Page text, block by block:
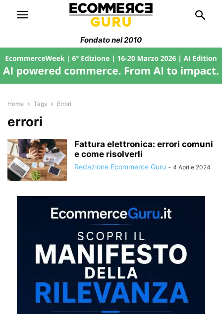
Fondato nel 2010
Home Tags Errori
errori
Fattura elettronica: errori comuni
e come risolverli
Redazione Ecommerce Guru - 4 Aprile 2024